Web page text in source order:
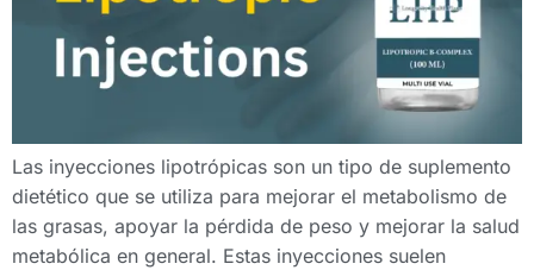
Las inyecciones lipotrópicas son un tipo de suplemento
dietético que se utiliza para mejorar el metabolismo de
las grasas, apoyar la pérdida de peso y mejorar la salud
metabólica en general. Estas inyecciones suelen